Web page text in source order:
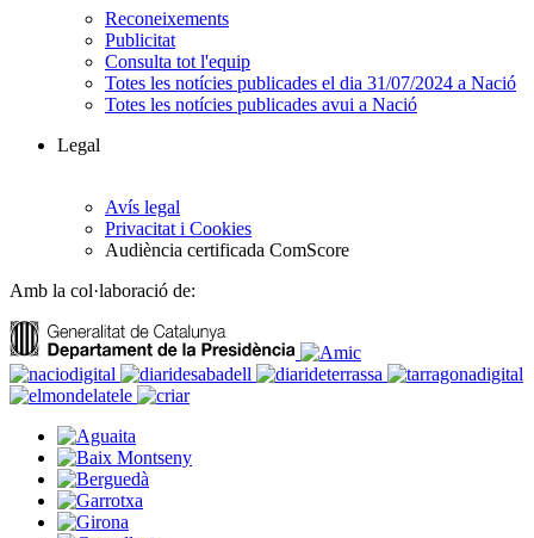
Reconeixements
Publicitat
Consulta tot l'equip
Totes les notícies publicades el dia 31/07/2024 a Nació
Totes les notícies publicades avui a Nació
Legal
Avís legal
Privacitat i Cookies
Audiència certificada ComScore
Amb la col·laboració de: